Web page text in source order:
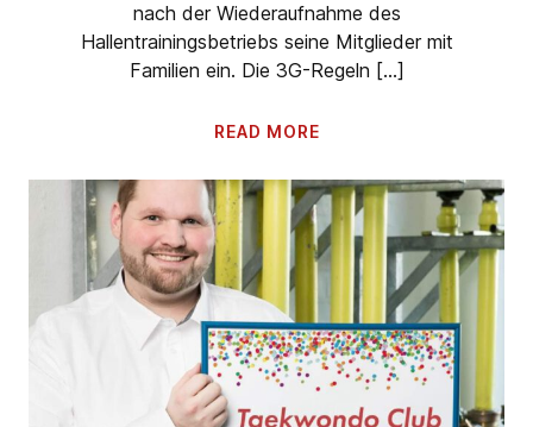
nach der Wiederaufnahme des
Hallentrainingsbetriebs seine Mitglieder mit
Familien ein. Die 3G-Regeln […]
READ MORE